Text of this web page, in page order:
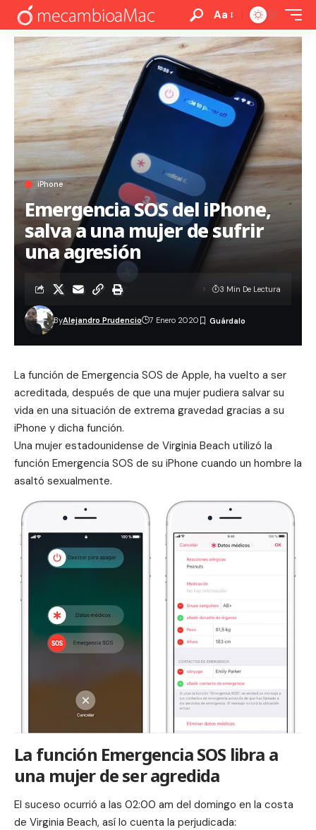
Aa
iPhone
Emergencia SOS del iPhone,
salva a una mujer de sufrir
una agresión
ByAlejandro Prudencio 7 Enero 2020
3 Min De Lectura
La función de Emergencia SOS de Apple, ha vuelto a ser
acreditada, después de que una mujer pudiera salvar su
vida en una situación de extrema gravedad gracias a su
iPhone y dicha función.
Una mujer estadounidense de Virginia Beach utilizó la
función Emergencia SOS de su iPhone cuando un hombre la
asaltó sexualmente.
La función Emergencia SOS libra a
una mujer de ser agredida
El suceso ocurrió a las 02:00 am del domingo en la costa
de Virginia Beach, así lo cuenta la perjudicada: